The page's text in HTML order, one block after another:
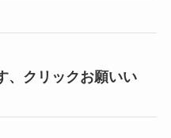
、クリックお願いい